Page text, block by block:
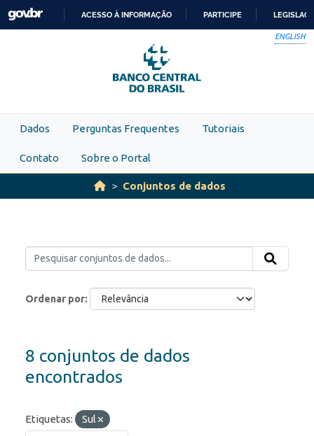
Skip to main content
PARA
O
CONTEÚDO
ACESSO À INFORMAÇÃO PARTICIPE
ENGLISH
Dados Perguntas Frequentes Tutoriais
Contato Sobre o Portal
Conjuntos de dados
Ordenar por
8 conjuntos de dados
encontrados
Etiquetas: Sul